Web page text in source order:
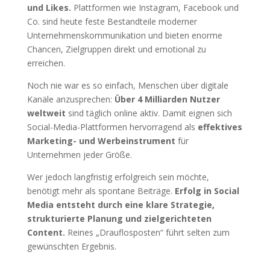
und Likes. Plattformen wie Instagram, Facebook und
Co. sind heute feste Bestandteile moderner
Unternehmenskommunikation und bieten enorme
Chancen, Zielgruppen direkt und emotional zu
erreichen.
Noch nie war es so einfach, Menschen über digitale
Kanäle anzusprechen: Über 4 Milliarden Nutzer
weltweit sind täglich online aktiv. Damit eignen sich
Social-Media-Plattformen hervorragend als effektives
Marketing- und Werbeinstrument für
Unternehmen jeder Größe.
Wer jedoch langfristig erfolgreich sein möchte,
benötigt mehr als spontane Beiträge. Erfolg in Social
Media entsteht durch eine klare Strategie,
strukturierte Planung und zielgerichteten
Content. Reines „Drauflosposten“ führt selten zum
gewünschten Ergebnis.